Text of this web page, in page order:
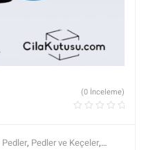
(0 İnceleme)
Pedler, Pedler ve Keçeler,